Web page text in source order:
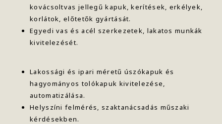
kovácsoltvas jellegű kapuk, kerítések, erkélyek,
korlátok, előtetők gyártását.
Egyedi vas és acél szerkezetek, lakatos munkák
kivitelezését.
Lakossági és ipari méretű úszókapuk és
hagyományos tolókapuk kivitelezése,
automatizálása.
Helyszíni felmérés, szaktanácsadás műszaki
kérdésekben.